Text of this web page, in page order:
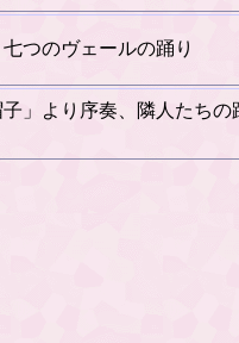
つのヴェールの踊り
」より序奏、隣人たちの